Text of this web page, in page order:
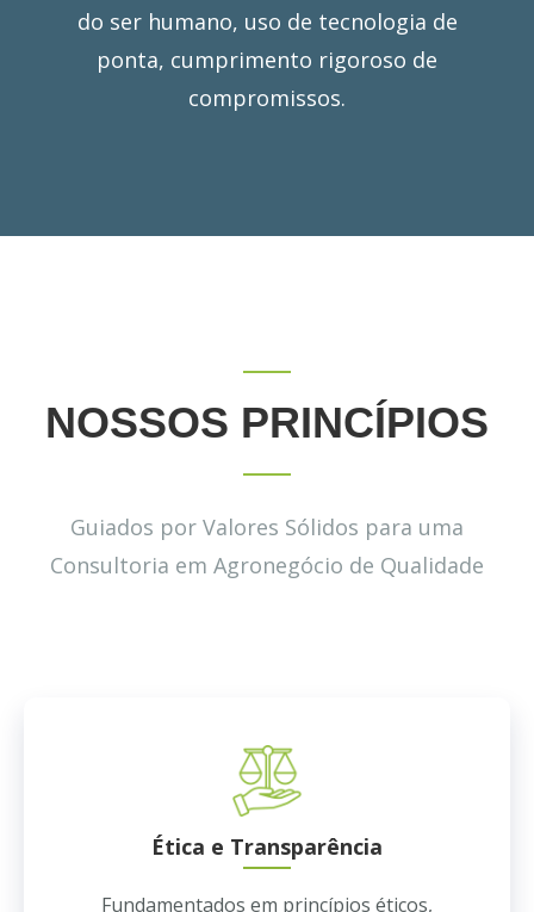
do ser humano, uso de tecnologia de
ponta, cumprimento rigoroso de
compromissos.
NOSSOS PRINCÍPIOS
Guiados por Valores Sólidos para uma
Consultoria em Agronegócio de Qualidade
Ética e Transparência
Fundamentados em princípios éticos,